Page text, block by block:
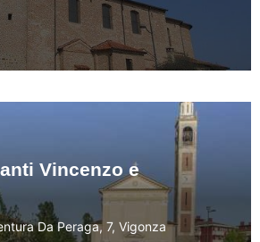
Vincenzo e
Da Peraga, 7, Vigonza